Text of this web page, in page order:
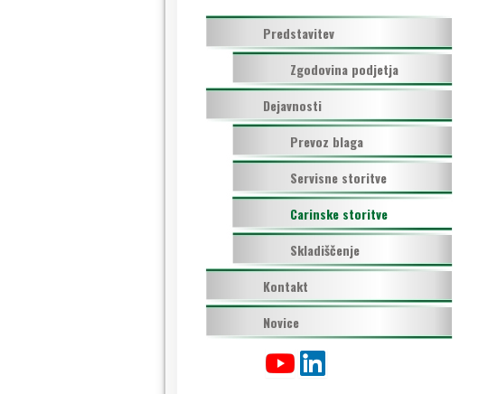
Predstavitev
Zgodovina podjetja
Dejavnosti
Prevoz blaga
Servisne storitve
Carinske storitve
Skladiščenje
Kontakt
Novice